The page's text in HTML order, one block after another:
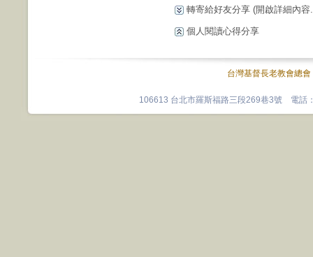
轉寄給好友分享 (開啟詳細內容
個人閱讀心得分享
台灣基督長老教會總會
106613 台北市羅斯福路三段269巷3號 電